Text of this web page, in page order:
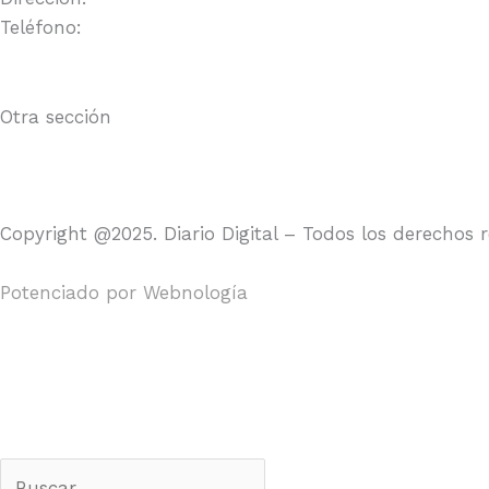
Teléfono:
Otra sección
Copyright @2025. Diario Digital – Todos los derechos
Potenciado por Webnología